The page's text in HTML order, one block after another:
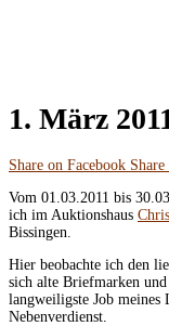
1. März
Share on Facebook
Vom 01.03.2011 bis
ich im Auktionshaus
Bissingen.
Hier beobachte ich den
sich alte Briefmarken
langweiligste Job meines
Nebenverdienst.